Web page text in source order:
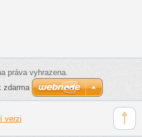
práva vyhrazena.
zdarma
verzi